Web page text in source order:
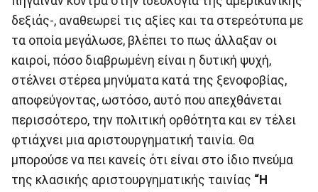
δεξιάς-, αναθεωρεί τις αξίες και τα στερεότυπα με
τα οποία μεγάλωσε, βλέπει το πως άλλαξαν οι
καιροί, πόσο διαβρωμένη είναι η δυτική ψυχή,
στέλνει στέρεα μηνύματα κατά της ξενοφοβίας,
αποφεύγοντας, ωστόσο, αυτό που απεχθάνεται
περισσότερο, την πολιτική ορθότητα και εν τέλει
φτιάχνει μια αριστουργηματική ταινία. Θα
μπορούσε να πει κανείς ότι είναι στο ίδιο πνεύμα
της κλασικής αριστουργηματικής ταινίας “Η